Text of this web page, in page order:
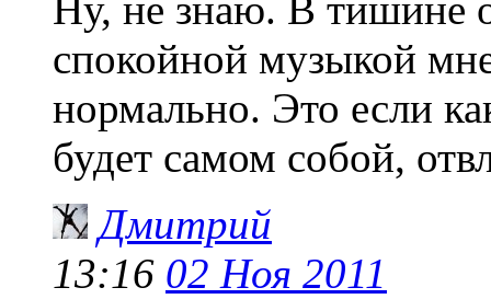
спокойной музыкой
нормально. Это если
будет самом собой,
Дмитрий
13:16 02 Ноя 2011